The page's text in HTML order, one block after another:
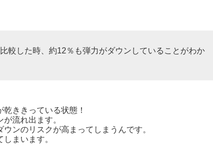
較した時、約12％も弾力がダウンしていることがわか
ききっている状態！
流れ出ます。
ンのリスクが高まってしまうんです。
まいます。